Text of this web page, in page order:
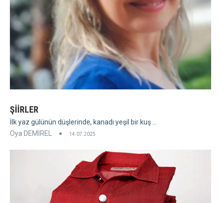
ŞİİRLER
İlk yaz gülünün düşlerinde, kanadı yeşil bir kuş ...
Oya DEMİREL
14.07.2025